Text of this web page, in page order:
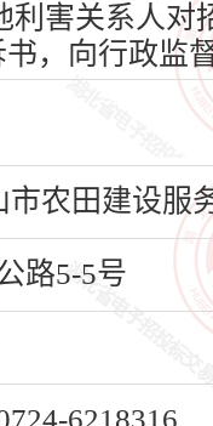
利害关系人
，向行政监
市农田建设服
路5-5号
6218316